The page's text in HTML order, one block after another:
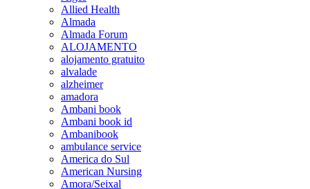
Allied Health
Almada
Almada Forum
ALOJAMENTO
alojamento gratuito
alvalade
alzheimer
amadora
Ambani book
Ambani book id
Ambanibook
ambulance service
America do Sul
American Nursing
Amora/Seixal